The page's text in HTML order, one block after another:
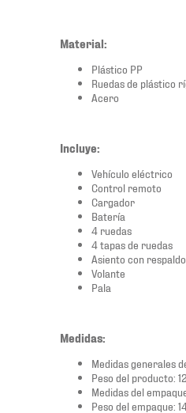
Material:
Plástico PP
Ruedas de plástico
Acero
Incluye:
Vehículo eléctrico
Control remoto
Cargador
Batería
4 ruedas
4 tapas de ruedas
Asiento con respaldo
Volante
Pala
Medidas:
Medidas generales
Peso del producto:
Medidas del
Peso del empaque: